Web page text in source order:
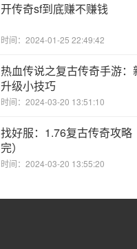
开传奇sf到底赚不赚钱
时间：2024-01-25 22:49:42
热血传说之复古传奇手游
升级小技巧
时间：2024-03-20 13:51:10
找好服：1.76复古传奇攻略
完）
时间：2024-03-20 13:55:20